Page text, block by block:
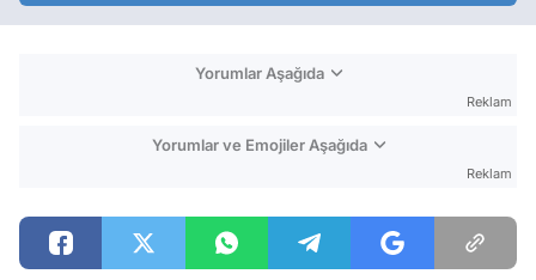
Yorumlar Aşağıda
Reklam
Yorumlar ve Emojiler Aşağıda
Reklam